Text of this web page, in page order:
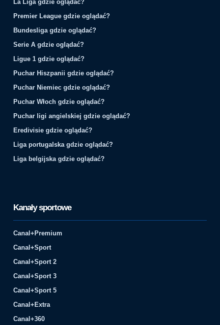
La Liga gdzie oglądać?
Premier League gdzie oglądać?
Bundesliga gdzie oglądać?
Serie A gdzie oglądać?
Ligue 1 gdzie oglądać?
Puchar Hiszpanii gdzie oglądać?
Puchar Niemiec gdzie oglądać?
Puchar Włoch gdzie oglądać?
Puchar ligi angielskiej gdzie oglądać?
Eredivisie gdzie oglądać?
Liga portugalska gdzie oglądać?
Liga belgijska gdzie oglądać?
Kanały sportowe
Canal+Premium
Canal+Sport
Canal+Sport 2
Canal+Sport 3
Canal+Sport 5
Canal+Extra
Canal+360